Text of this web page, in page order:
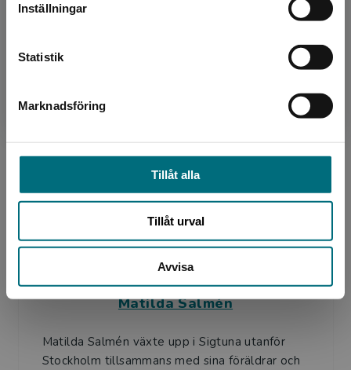
Inställningar
Statistik
Marknadsföring
Tillåt alla
Tillåt urval
Avvisa
och läsfrämjande. Till vardags matchar hon rätt
Illustratör
Matilda Salmén
Matilda Salmén växte upp i Sigtuna utanför
Stockholm tillsammans med sina föräldrar och